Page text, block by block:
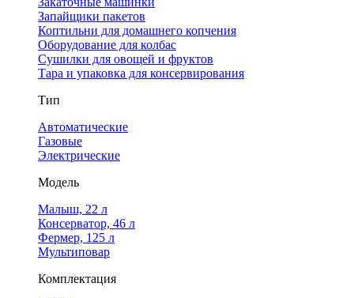
Запайщики пакетов
Коптильни для домашнего копчения
Оборудование для колбас
Сушилки для овощей и фруктов
Тара и упаковка для консервирования
Тип
Автоматические
Газовые
Электрические
Модель
Малыш, 22 л
Консерватор, 46 л
Фермер, 125 л
Мультиповар
Комплектация